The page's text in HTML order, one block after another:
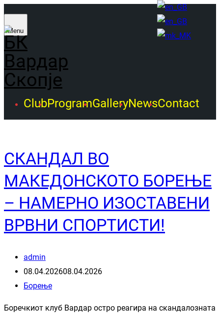
Menu
ClubProgramGalleryNewsContact
СКАНДАЛ ВО
МАКЕДОНСКОТО БОРЕЊЕ
– НАМЕРНО ИЗОСТАВЕНИ
ВРВНИ СПОРТИСТИ!
admin
08.04.202608.04.2026
Борење
Боречкиот клуб Вардар остро реагира на скандалозната